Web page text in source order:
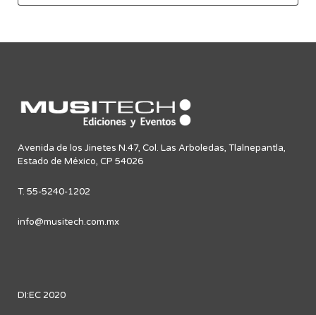
Avenida de los Jinetes N.47, Col. Las Arboledas, Tlalnepantla,
Estado de México, CP 54026
T. 55-5240-1202
info@musitech.com.mx
DI:EC 2020